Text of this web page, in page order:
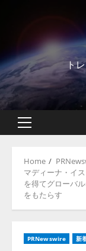
ト
Primary
Home
マディーナ・イ
を得てグローバ
をもたらす
PRNewswire 新